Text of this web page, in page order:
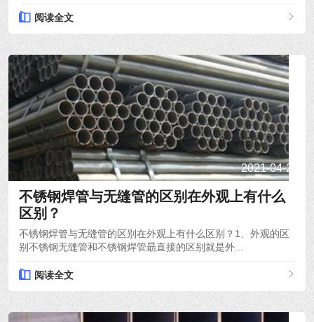
阅读全文
2021-04-20
不锈钢焊管与无缝管的区别在外观上有什么
区别？
不锈钢焊管与无缝管的区别在外观上有什么区别？1、外观的区
别不锈钢无缝管和不锈钢焊管朂直接的区别就是外...
阅读全文